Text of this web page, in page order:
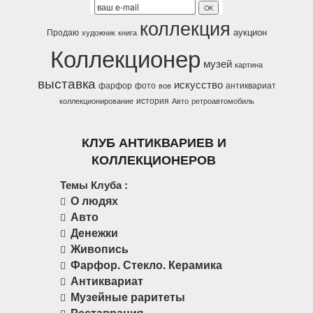
Продаю художник книга коллекция аукцион
Коллекционер музей картина
выставка фарфор фото вов искусство антиквариат
коллекционирование история Авто ретроавтомобиль
КЛУБ АНТИКВАРИЕВ И
КОЛЛЕКЦИОНЕРОВ
Темы Клуба :
О людях
Авто
Денежки
Живопись
Фарфор. Стекло. Керамика
Антиквариат
Музейные раритеты